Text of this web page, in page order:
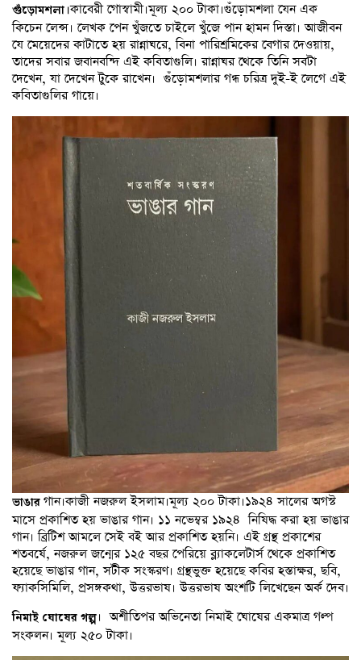
গুঁড়োমশলা।কাবেরী গোস্বামী।মূল্য ২০০ টাকা।গুঁড়োমশলা যেন এক
কিচেন লেন্স। লেখক পেন খুঁজতে চাইলে খুঁজে পান হামন দিস্তা। আজীবন
যে মেয়েদের কাটাতে হয় রান্নাঘরে, বিনা পারিশ্রমিকের বেগার দেওয়ায়,
তাদের সবার জবানবন্দি এই কবিতাগুলি। রান্নাঘর থেকে তিনি সবটা
দেখেন, যা দেখেন টুকে রাখেন। গুঁড়োমশলার গন্ধ চরিত্র দুই-ই লেগে এই
কবিতাগুলির গায়ে।
ভাঙারগান।কাজী নজরুল ইসলাম।মূল্য ২০০ টাকা।১৯২৪ সালের অগস্ট
মাসে প্রকাশিত হয় ভাঙার গান। ১১ নভেম্বর ১৯২৪ নিষিদ্ধ করা হয় ভাঙার
গান। ব্রিটিশ আমলে সেই বই আর প্রকাশিত হয়নি। এই গ্রন্থ প্রকাশের
শতবর্ষে, নজরুল জন্মের ১২৫ বছর পেরিয়ে ব্ল্যাকলেটার্স থেকে প্রকাশিত
হয়েছে ভাঙার গান, সটীক সংস্করণ। গ্রন্থভুক্ত হয়েছে কবির হস্তাক্ষর, ছবি,
ফ্যাকসিমিলি, প্রসঙ্গকথা, উত্তরভাষ। উত্তরভাষ অংশটি লিখেছেন অর্ক দেব।
নিমাই ঘোষের গল্প। অশীতিপর অভিনেতা নিমাই ঘোষের একমাত্র গল্প
সংকলন। মূল্য ২৫০ টাকা।